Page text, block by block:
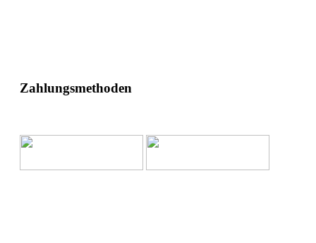
Zahlungsmethoden